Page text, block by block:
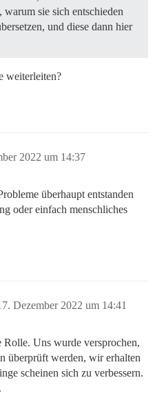
sie sich entschieden
und diese dann hier
weiterleiten?
2022 um 14:37
überhaupt entstanden
oder einfach menschliches
Dezember 2022 um 14:41
Uns wurde versprochen,
überprüft werden, wir erhalten
scheinen sich zu verbessern.